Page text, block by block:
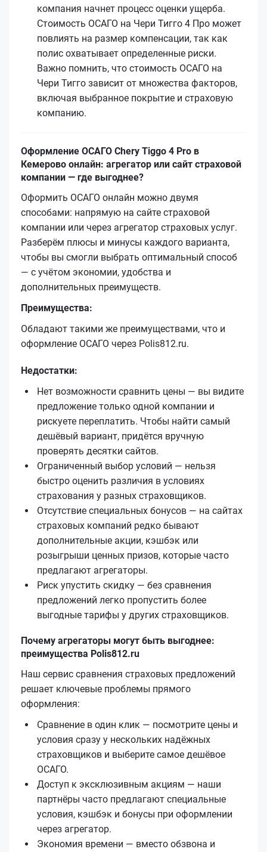
компания начнет процесс оценки ущерба.
Стоимость ОСАГО на Чери Тигго 4 Про может
повлиять на размер компенсации, так как
полис охватывает определенные риски.
Важно помнить, что стоимость ОСАГО на
Чери Тигго зависит от множества факторов,
включая выбранное покрытие и страховую
компанию.
Оформление ОСАГО Chery Tiggo 4 Pro в
Кемерово онлайн: агрегатор или сайт страховой
компании — где выгоднее?
Оформить ОСАГО онлайн можно двумя
способами: напрямую на сайте страховой
компании или через агрегатор страховых услуг.
Разберём плюсы и минусы каждого варианта,
чтобы вы смогли выбрать оптимальный способ
— с учётом экономии, удобства и
дополнительных преимуществ.
Преимущества:
Обладают такими же преимуществами, что и
оформление ОСАГО через Polis812.ru.
Недостатки:
Нет возможности сравнить цены — вы видите
предложение только одной компании и
рискуете переплатить. Чтобы найти самый
дешёвый вариант, придётся вручную
проверять десятки сайтов.
Ограниченный выбор условий — нельзя
быстро оценить различия в условиях
страхования у разных страховщиков.
Отсутствие специальных бонусов — на сайтах
страховых компаний редко бывают
дополнительные акции, кэшбэк или
розыгрыши ценных призов, которые часто
предлагают агрегаторы.
Риск упустить скидку — без сравнения
предложений легко пропустить более
выгодные тарифы у других страховщиков.
Почему агрегаторы могут быть выгоднее:
преимущества Polis812.ru
Наш сервис сравнения страховых предложений
решает ключевые проблемы прямого
оформления:
Сравнение в один клик — посмотрите цены и
условия сразу у нескольких надёжных
страховщиков и выберите самое дешёвое
ОСАГО.
Доступ к эксклюзивным акциям — наши
партнёры часто предлагают специальные
условия, кэшбэк и бонусы при оформлении
через агрегатор.
Экономия времени — вместо обзвона и